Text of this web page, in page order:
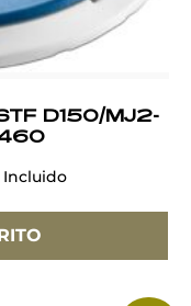
D150/MJ2-
Incluido